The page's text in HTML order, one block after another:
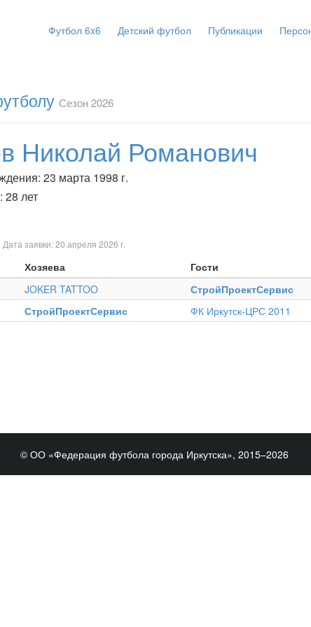
Футбол 6x6 Детский футбол Публикации
Сезон 2026
Николай Романович
23 марта 1998 г.
28 лет
Дата заявки: 20 апреля 2026 г.
Хозяева Гости
JOKER TATTOO СтройПроектСервис
СтройПроектСервис ФК Иркутск-ЦРС 2011
© ОО «Федерация футбола города Иркутска», 2015–2026